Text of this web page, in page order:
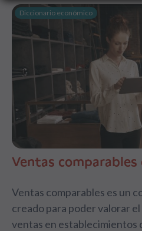
Diccionario económico
Ventas comparables
Ventas comparables es un
creado para poder valorar
ventas en establecimientos